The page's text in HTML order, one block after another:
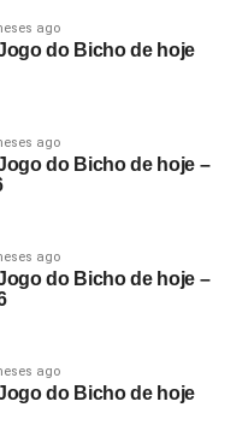
ago
do Bicho de hoje
ago
do Bicho de hoje –
ago
do Bicho de hoje –
ago
do Bicho de hoje